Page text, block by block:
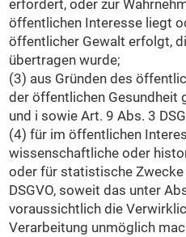
erfordert, oder zur
öffentlichen Interesse liegt
öffentlicher Gewalt erfolgt,
übertragen wurde;
(3) aus Gründen des
der öffentlichen Gesundheit
und i sowie Art. 9 Abs. 3
(4) für im öffentlichen
wissenschaftliche oder
oder für statistische Zwecke
DSGVO, soweit das unter
voraussichtlich die
Verarbeitung unmöglich